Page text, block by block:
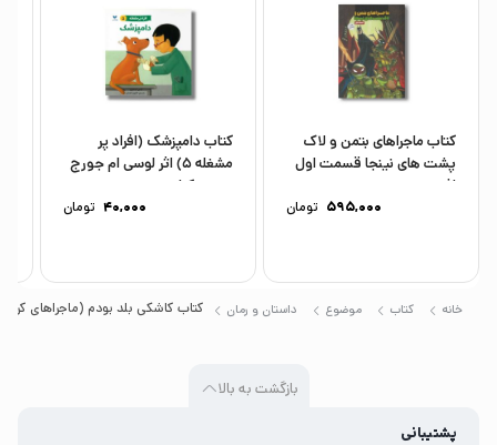
کتاب ماجراهای بتمن و لاک
پشت های نینجا قسمت اول
اثر متیو...
595,000 تومان
کتاب دامپزشک (افراد پر
مشغله 5) اثر لوسی ام جورج
ترجمه کتایون...
40,000 تومان
خانه کتاب موضوع داستان و رمان کتاب کاشکی بلد بودم (ماجراهای
بازگشت به بالا
پشتیبانی